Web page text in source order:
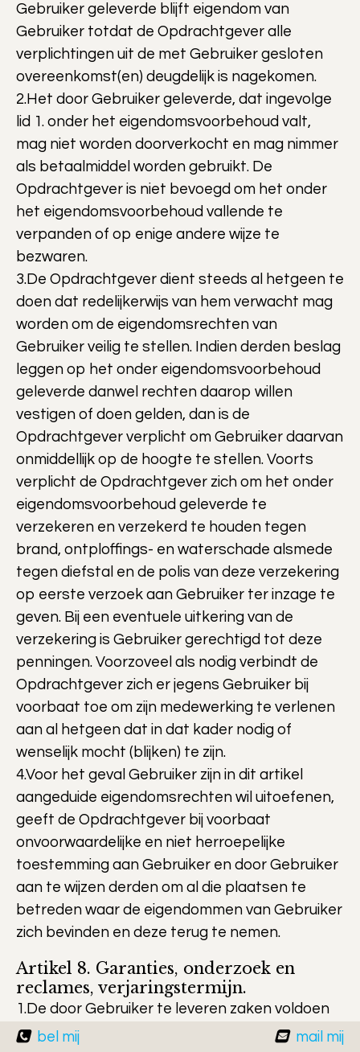
bel mij mail mij
Gebruiker geleverde blijft eigendom van
Gebruiker totdat de Opdrachtgever alle
verplichtingen uit de met Gebruiker gesloten
overeenkomst(en) deugdelijk is nagekomen.
2.Het door Gebruiker geleverde, dat ingevolge
lid 1. onder het eigendomsvoorbehoud valt,
mag niet worden doorverkocht en mag nimmer
als betaalmiddel worden gebruikt. De
Opdrachtgever is niet bevoegd om het onder
het eigendomsvoorbehoud vallende te
verpanden of op enige andere wijze te
bezwaren.
3.De Opdrachtgever dient steeds al hetgeen te
doen dat redelijkerwijs van hem verwacht mag
worden om de eigendomsrechten van
Gebruiker veilig te stellen. Indien derden beslag
leggen op het onder eigendomsvoorbehoud
geleverde danwel rechten daarop willen
vestigen of doen gelden, dan is de
Opdrachtgever verplicht om Gebruiker daarvan
onmiddellijk op de hoogte te stellen. Voorts
verplicht de Opdrachtgever zich om het onder
eigendomsvoorbehoud geleverde te
verzekeren en verzekerd te houden tegen
brand, ontploffings- en waterschade alsmede
tegen diefstal en de polis van deze verzekering
op eerste verzoek aan Gebruiker ter inzage te
geven. Bij een eventuele uitkering van de
verzekering is Gebruiker gerechtigd tot deze
penningen. Voorzoveel als nodig verbindt de
Opdrachtgever zich er jegens Gebruiker bij
voorbaat toe om zijn medewerking te verlenen
aan al hetgeen dat in dat kader nodig of
wenselijk mocht (blijken) te zijn.
4.Voor het geval Gebruiker zijn in dit artikel
aangeduide eigendomsrechten wil uitoefenen,
geeft de Opdrachtgever bij voorbaat
onvoorwaardelijke en niet herroepelijke
toestemming aan Gebruiker en door Gebruiker
aan te wijzen derden om al die plaatsen te
betreden waar de eigendommen van Gebruiker
zich bevinden en deze terug te nemen.
Artikel 8. Garanties, onderzoek en
reclames, verjaringstermijn.
1.De door Gebruiker te leveren zaken voldoen
aan de gebruikelijke eisen en normen die